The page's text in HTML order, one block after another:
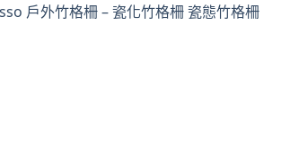
戶外竹格柵 – 瓷化竹格柵 瓷態竹格柵